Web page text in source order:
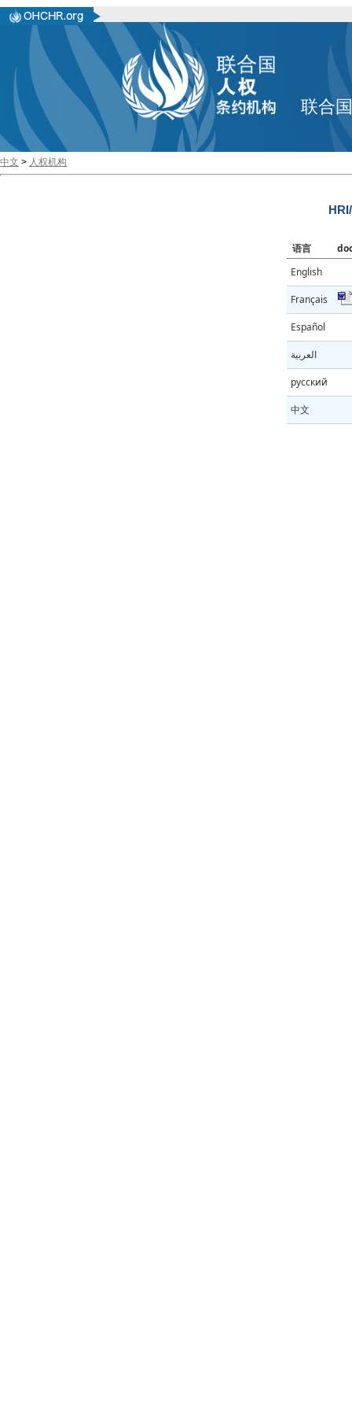
联合
中文 > 人权机构
语言
English
Français
Español
العربية
русский
中文